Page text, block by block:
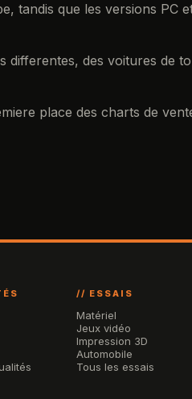
tandis que les versions PC
differentes, des voitures de
place des charts de
// ESSAIS
Matériel
Jeux vidéo
Impression 3D
Automobile
Tous les essais